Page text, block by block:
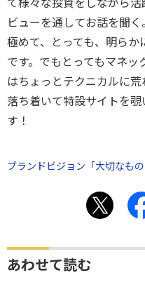
ビューを通してお話を聞
極めて、とっても、明ら
です。でもとってもマネ
はちょっとテクニカルに
落ち着いて特設サイトを
す！
ブランドビジョン「大切なもの
あわせて読む